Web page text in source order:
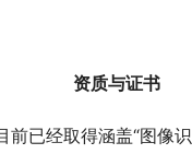
资质与证书
已经取得涵盖“图像识